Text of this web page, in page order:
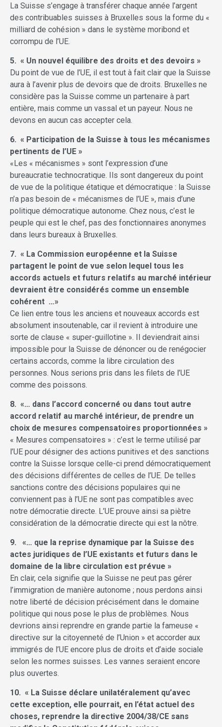
La Suisse s’engage à transférer chaque année l’argent
des contribuables suisses à Bruxelles sous la forme du «
milliard de cohésion » dans le système moribond et
corrompu de l’UE.
5. « Un nouvel équilibre des droits et des devoirs »
Du point de vue de l’UE, il est tout à fait clair que la Suisse
aura à l’avenir plus de devoirs que de droits. Bruxelles ne
considère pas la Suisse comme un partenaire à part
entière, mais comme un vassal et un payeur. Nous ne
devons en aucun cas accepter cela.
6. « Participation de la Suisse à tous les mécanismes
pertinents de l’UE »
«Les « mécanismes » sont l’expression d’une
bureaucratie technocratique. Ils sont dangereux du point
de vue de la politique étatique et démocratique : la Suisse
n’a pas besoin de « mécanismes de l’UE », mais d’une
politique démocratique autonome. Chez nous, c’est le
peuple qui est le chef, pas des fonctionnaires anonymes
dans leurs bureaux à Bruxelles.
7. « La Commission européenne et la Suisse
partagent le point de vue selon lequel tous les
accords actuels et futurs relatifs au marché intérieur
devraient être considérés comme un ensemble
cohérent …»
Ce lien entre tous les anciens et nouveaux accords est
absolument insoutenable, car il revient à introduire une
sorte de clause « super-guillotine ». Il deviendrait ainsi
impossible pour la Suisse de dénoncer ou de renégocier
certains accords, comme la libre circulation des
personnes. Nous serions pris dans les filets de l’UE
comme des poissons.
8. «… dans l’accord concerné ou dans tout autre
accord relatif au marché intérieur, de prendre un
choix de mesures compensatoires proportionnées »
« Mesures compensatoires » : c’est le terme utilisé par
l’UE pour désigner des actions punitives et des sanctions
contre la Suisse lorsque celle-ci prend démocratiquement
des décisions différentes de celles de l’UE. De telles
sanctions contre des décisions populaires qui ne
conviennent pas à l’UE ne sont pas compatibles avec
notre démocratie directe. L’UE prouve ainsi sa piètre
considération de la démocratie directe qui est la nôtre.
9. «… que la reprise dynamique par la Suisse des
actes juridiques de l’UE existants et futurs dans le
domaine de la libre circulation est prévue »
En clair, cela signifie que la Suisse ne peut pas gérer
l’immigration de manière autonome ; nous perdons ainsi
notre liberté de décision précisément dans le domaine
politique qui nous pose le plus de problèmes. Nous
devrions ainsi reprendre en grande partie la fameuse «
directive sur la citoyenneté de l’Union » et accorder aux
immigrés de l’UE encore plus de droits et d’aide sociale
selon les normes suisses. Les vannes seraient encore
plus ouvertes.
10. « La Suisse déclare unilatéralement qu’avec
cette exception, elle pourrait, en l’état actuel des
choses, reprendre la directive 2004/38/CE sans